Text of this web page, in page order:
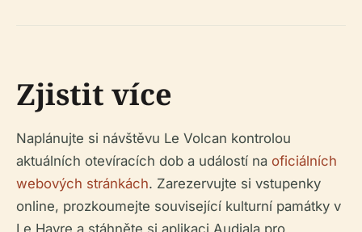
Zjistit více
Naplánujte si návštěvu Le Volcan kontrolou
aktuálních otevíracích dob a událostí na oficiálních
webových stránkách. Zarezervujte si vstupenky
online, prozkoumejte související kulturní památky v
Le Havre a stáhněte si aplikaci Audiala pro